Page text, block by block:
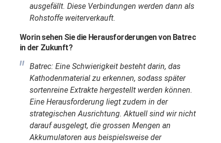
ausgefällt. Diese Verbindungen werden dann als
Rohstoffe weiterverkauft.
Worin sehen Sie die Herausforderungen von Batrec
in der Zukunft?
Batrec: Eine Schwierigkeit besteht darin, das
Kathodenmaterial zu erkennen, sodass später
sortenreine Extrakte hergestellt werden können.
Eine Herausforderung liegt zudem in der
strategischen Ausrichtung. Aktuell sind wir nicht
darauf ausgelegt, die grossen Mengen an
Akkumulatoren aus beispielsweise der